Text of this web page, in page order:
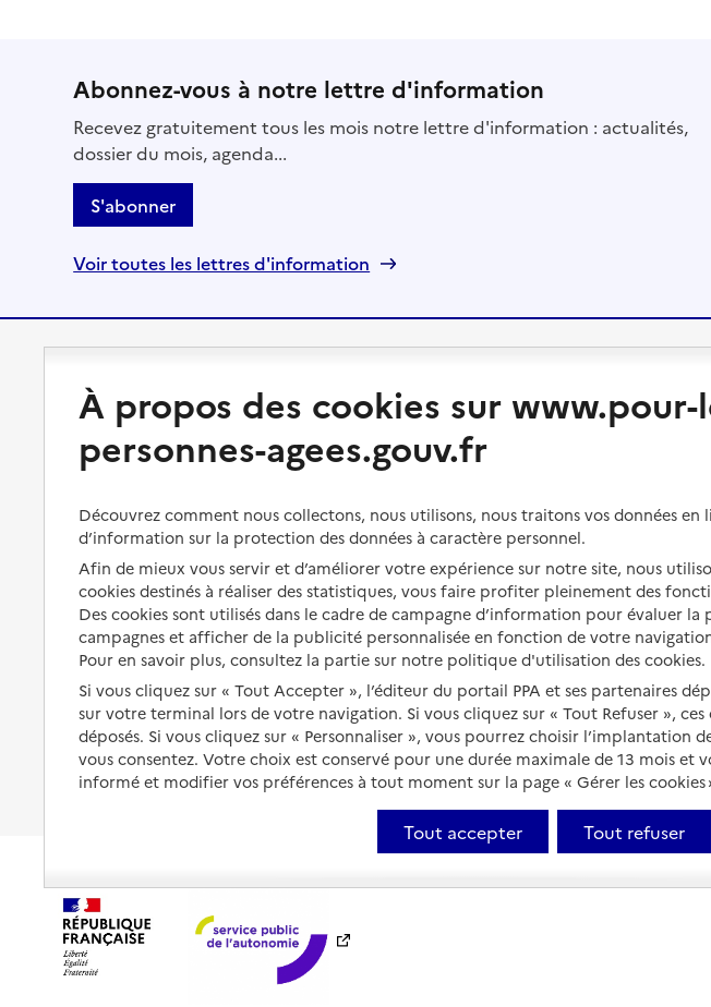
Abonnez-vous à notre lettre d'information
Recevez gratuitement tous les mois notre lettre d'information : actualités,
dossier du mois, agenda...
S'abonner
Voir toutes les lettres d'information
Perte d'autonomie : évaluation
et droits
s'équiper
Préserver son autonomie et sa
santé
Organiser à l'avance sa propre
protection
Les mesures de protection
Les obligations de la famille
À qui s’adresser ?
Les politiques du grand âge
Bénéficier de soins à domicile
Aides financières
Partager son logement
Vivre à domicile avec une
maladie ou un handicap
Être hospitalisé
Fin de vie à domicile
Les questions à se poser
Vivre chez un proche
Vivre en accueil familial
Autres solutions de logement
À propos des cookies sur www.pour-
personnes-agees.gouv.fr
Découvrez comment nous collectons, nous utilisons, nous traitons vos données
d’information sur la protection des données à caractère personnel.
Afin de mieux vous servir et d’améliorer votre expérience sur notre site, nous
cookies destinés à réaliser des statistiques, vous faire profiter pleinement des
Des cookies sont utilisés dans le cadre de campagne d’information pour évaluer la
campagnes et afficher de la publicité personnalisée en fonction de votre
Pour en savoir plus, consultez la partie sur notre politique d'utilisation des cookies.
Si vous cliquez sur « Tout Accepter », l’éditeur du portail PPA et ses partenaires
sur votre terminal lors de votre navigation. Si vous cliquez sur « Tout Refuser », ces
déposés. Si vous cliquez sur « Personnaliser », vous pourrez choisir l’implantation
vous consentez. Votre choix est conservé pour une durée maximale de 13 mois et
informé et modifier vos préférences à tout moment sur la page « Gérer les cookies
Tout accepter Tout refuser